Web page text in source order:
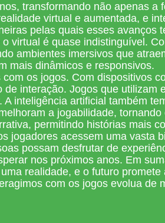
transformando não apenas a
virtual e aumentada, e
pelas quais esses avanços
virtual é quase indistinguível.
ambientes imersivos que
mais dinâmicos e responsivos.
os jogos. Com dispositivos
interação. Jogos que utilizam
inteligência artificial também
a jogabilidade,
permitindo histórias mais
jogadores acessem uma vasta
possam desfrutar de
nos próximos anos. Em
realidade, e o futuro
com os jogos evolua de